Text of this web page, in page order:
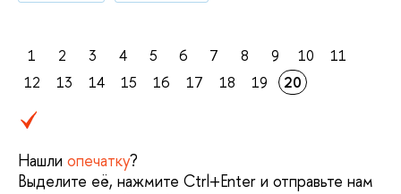
1 2 3 4 5 6 7 8 9 10
11
12
13 14 15 16 17 18 19 20
Нашли опечатку?
Выделите её, нажмите Ctrl+Enter и отправьте нам